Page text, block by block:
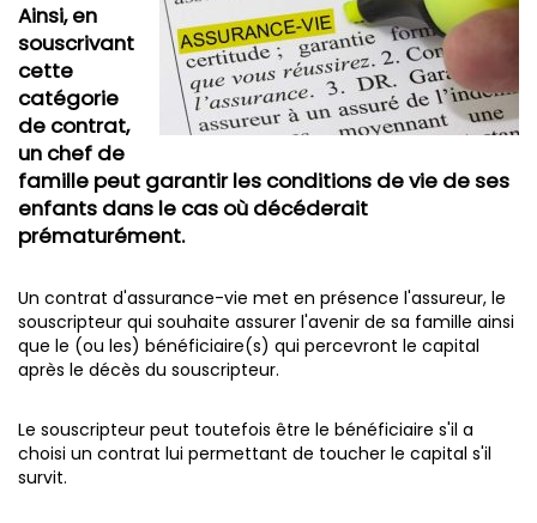
Ainsi, en
souscrivant
cette
catégorie
de contrat,
un chef de
famille peut garantir les conditions de vie de ses
enfants dans le cas où décéderait
prématurément.
Un contrat d'assurance-vie met en présence l'assureur, le
souscripteur qui souhaite assurer l'avenir de sa famille ainsi
que le (ou les) bénéficiaire(s) qui percevront le capital
après le décès du souscripteur.
Le souscripteur peut toutefois être le bénéficiaire s'il a
choisi un contrat lui permettant de toucher le capital s'il
survit.